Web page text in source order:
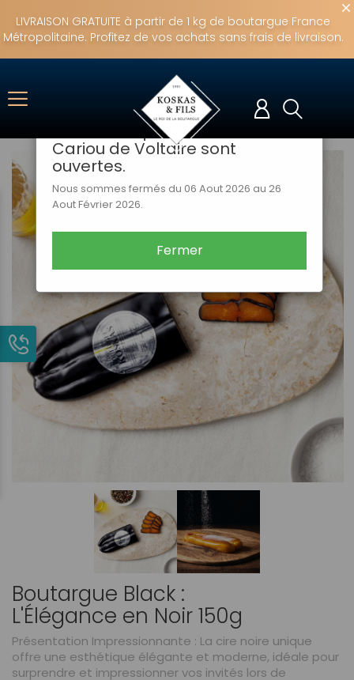
Notre boutique en ligne
fermera Jeudi 06 Aout
jusqu'au mercredi 26 Aout 2026
! Nos boutiques de Corentin
Cariou de Voltaire sont
ouvertes.
Nous sommes fermés du 06 Aout 2026 au 26
Aout Février 2026.
Fermer
LIVRAISON GRATUITE à partir de 1 kg de boutargue France
Métropolitaine. Profitez de vos achats sans frais de livraison.
Boutargue Black :
L'Élégance en Noir 150g
Présentation Impressionnante : La cire noire unique
offre une esthétique élégante et moderne, idéale pour
surprendre et impressionner vos invités lors de